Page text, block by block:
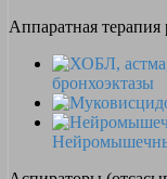
Аппаратная
бронхоэктазы